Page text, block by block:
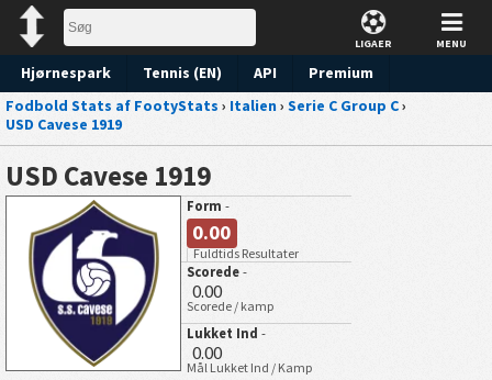
LIGAER MENU
Hjørnespark Tennis (EN) API Premium
Forudsigelse
Fodbold Stats af FootyStats › Italien› Serie C Group C›
USD Cavese 1919
USD Cavese 1919
Form -
0.00
Fuldtids Resultater
Scorede -
0.00
Scorede / kamp
Lukket Ind -
0.00
Mål Lukket Ind / Kamp